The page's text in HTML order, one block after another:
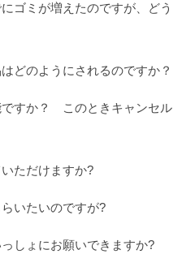
ゴミが増えたのですが、どう
どのようにされるのですか？
ですか？ このときキャンセル
ただけますか?
いたいのですが?
しょにお願いできますか?